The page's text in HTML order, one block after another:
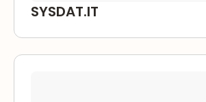
SYSDAT.IT